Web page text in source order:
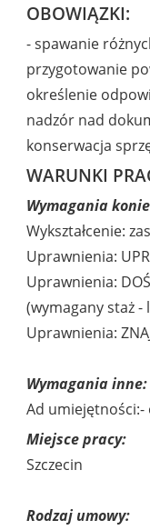
OBOWIĄZKI:
- spawanie
przygotowanie
określenie
nadzór nad
konserwacja
WARUNKI
Wymagania
Wykształcenie:
Uprawnienia:
Uprawnienia:
(wymagany staż -
Uprawnienia:
Wymagania inne:
Ad umiejętności:-
Miejsce pracy:
Szczecin
Rodzaj umowy: